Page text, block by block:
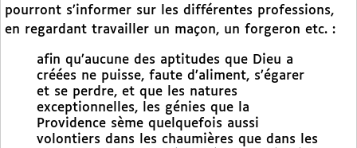
pourront s’informer sur les différentes professions,
en regardant travailler un maçon, un forgeron etc. :
afin qu’aucune des aptitudes que Dieu a
créées ne puisse, faute d’aliment, s’égarer
et se perdre, et que les natures
exceptionnelles, les génies que la
Providence sème quelquefois aussi
volontiers dans les chaumières que dans les